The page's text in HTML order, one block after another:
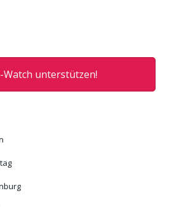
-Watch unterstützen!